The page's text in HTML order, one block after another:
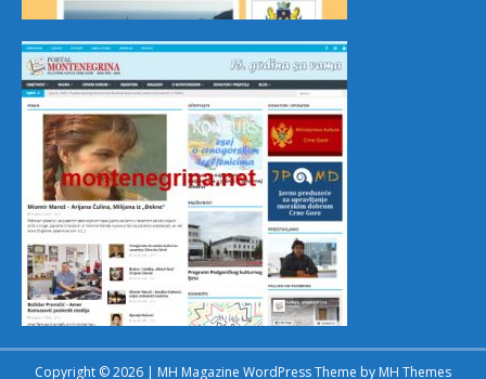
Copyright © 2026 | MH Magazine WordPress Theme by MH Themes